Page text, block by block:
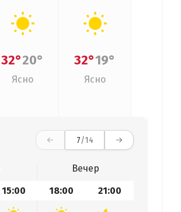
32°20°
Ясно
32°19°
Ясно
7/14
Вечер
15:00 18:00 21:00